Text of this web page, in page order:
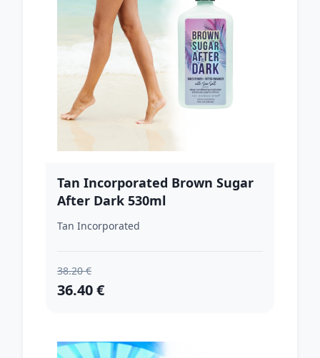
Tan Incorporated Brown Sugar
After Dark 530ml
Tan Incorporated
38.20 €
36.40 €